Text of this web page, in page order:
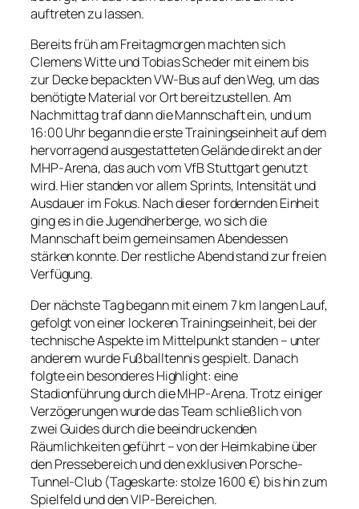
auftreten zu lassen.
Bereits früh am Freitagmorgen machten sich
Clemens Witte und Tobias Scheder mit einem bis
zur Decke bepackten VW-Bus auf den Weg, um das
benötigte Material vor Ort bereitzustellen. Am
Nachmittag traf dann die Mannschaft ein, und um
16:00 Uhr begann die erste Trainingseinheit auf dem
hervorragend ausgestatteten Gelände direkt an der
MHP-Arena, das auch vom VfB Stuttgart genutzt
wird. Hier standen vor allem Sprints, Intensität und
Ausdauer im Fokus. Nach dieser fordernden Einheit
ging es in die Jugendherberge, wo sich die
Mannschaft beim gemeinsamen Abendessen
stärken konnte. Der restliche Abend stand zur freien
Verfügung.
Der nächste Tag begann mit einem 7 km langen Lauf,
gefolgt von einer lockeren Trainingseinheit, bei der
technische Aspekte im Mittelpunkt standen – unter
anderem wurde Fußballtennis gespielt. Danach
folgte ein besonderes Highlight: eine
Stadionführung durch die MHP-Arena. Trotz einiger
Verzögerungen wurde das Team schließlich von
zwei Guides durch die beeindruckenden
Räumlichkeiten geführt – von der Heimkabine über
den Pressebereich und den exklusiven Porsche-
Tunnel-Club (Tageskarte: stolze 1600 €) bis hin zum
Spielfeld und den VIP-Bereichen.